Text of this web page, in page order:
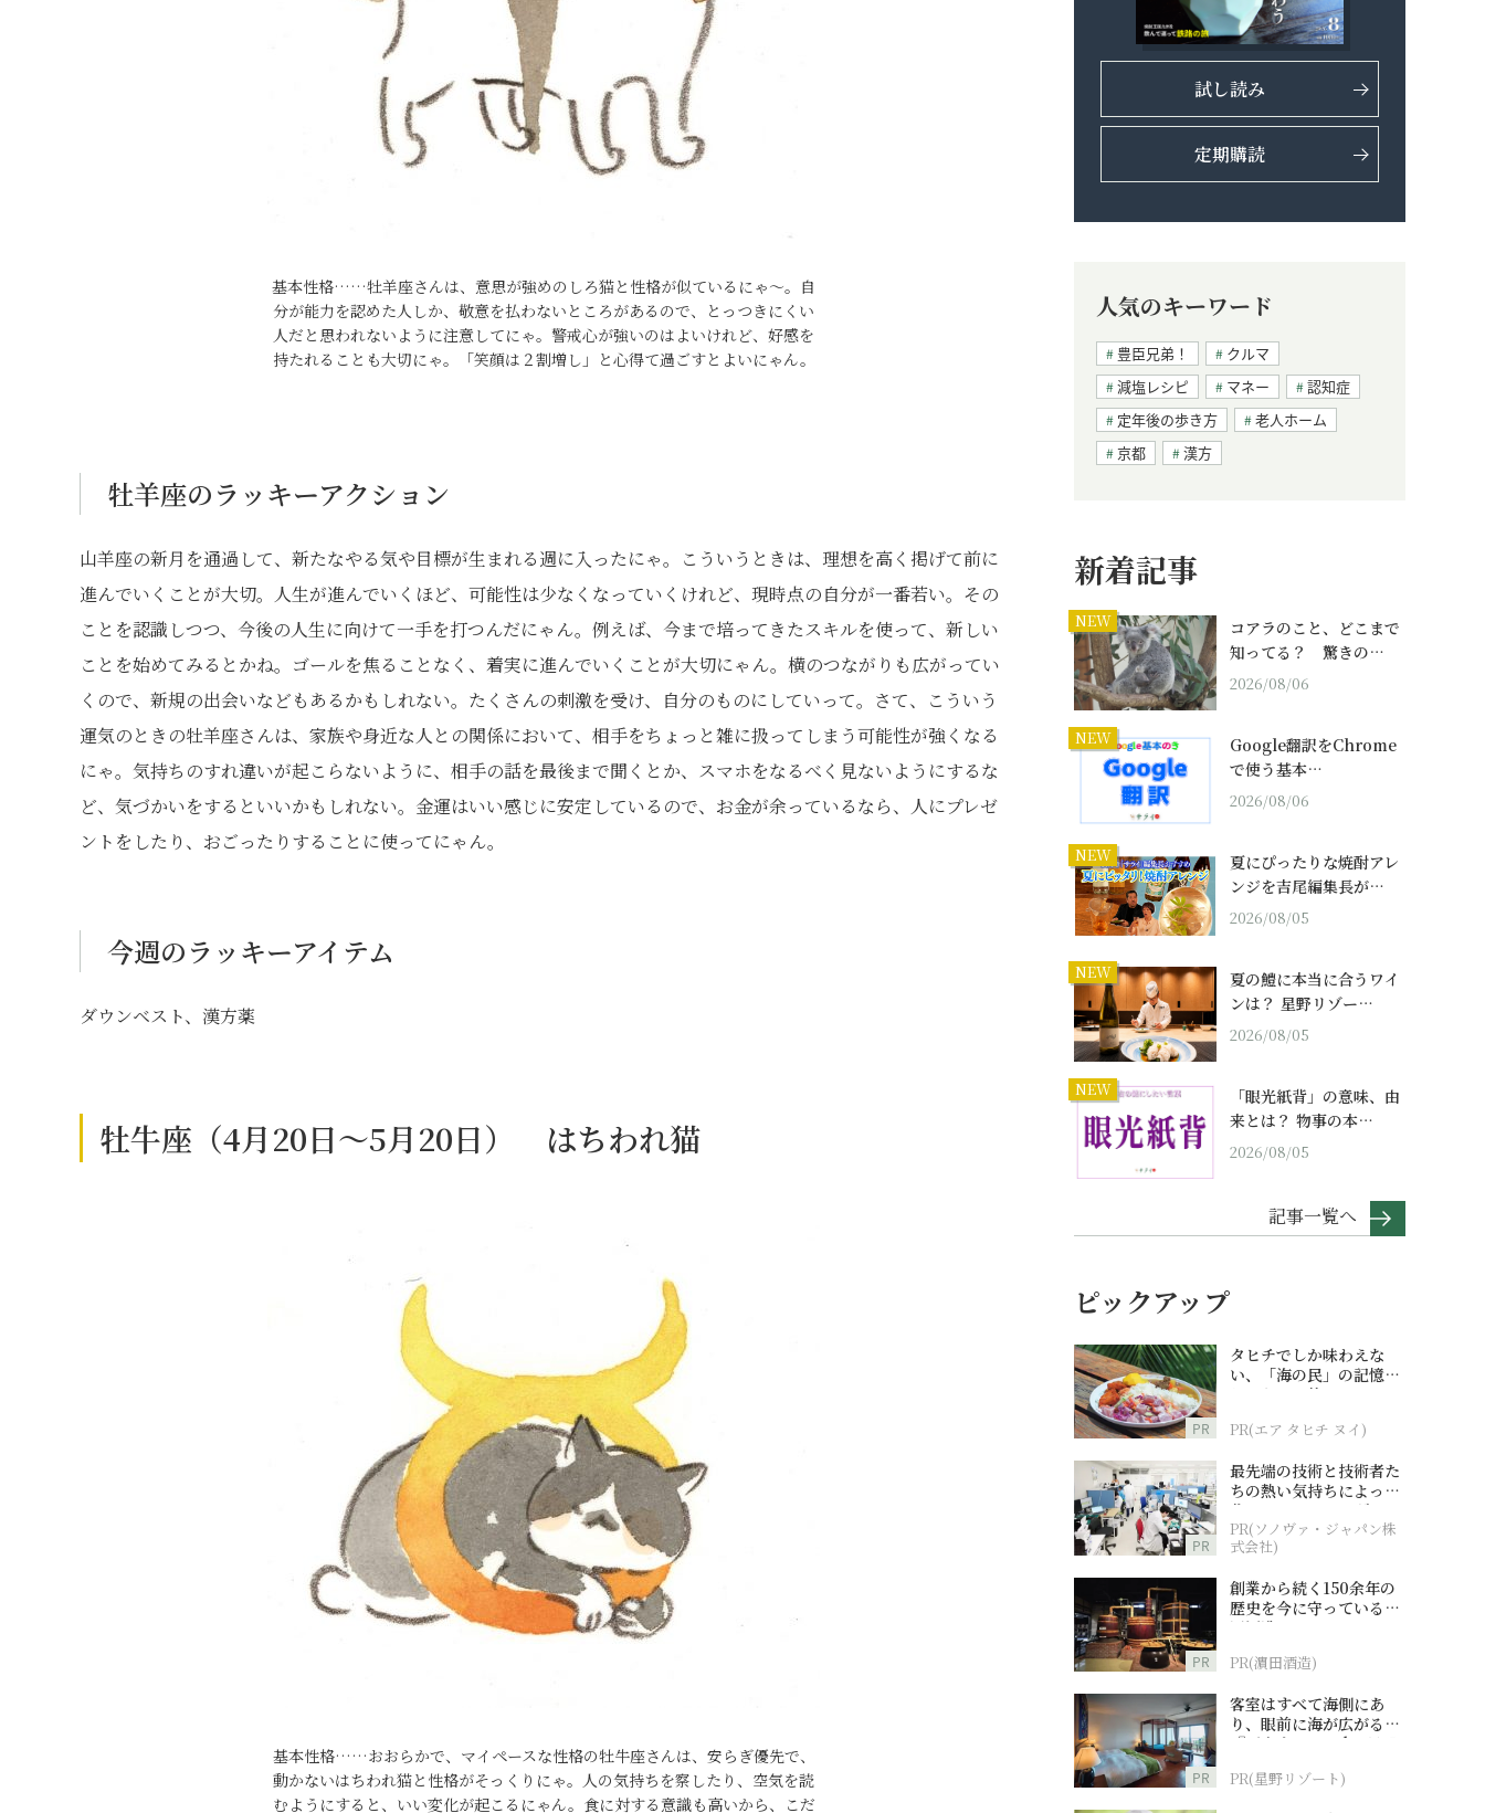
基本性格……牡羊座さんは、意思が強めのしろ猫と性格が似ているにゃ～。自
分が能力を認めた人しか、敬意を払わないところがあるので、とっつきにくい
人だと思われないように注意してにゃ。警戒心が強いのはよいけれど、好感を
持たれることも大切にゃ。「笑顔は２割増し」と心得て過ごすとよいにゃん。
牡羊座のラッキーアクション
山羊座の新月を通過して、新たなやる気や目標が生まれる週に入ったにゃ。こういうときは、理想を高く掲げて前に
進んでいくことが大切。人生が進んでいくほど、可能性は少なくなっていくけれど、現時点の自分が一番若い。その
ことを認識しつつ、今後の人生に向けて一手を打つんだにゃん。例えば、今まで培ってきたスキルを使って、新しい
ことを始めてみるとかね。ゴールを焦ることなく、着実に進んでいくことが大切にゃん。横のつながりも広がってい
くので、新規の出会いなどもあるかもしれない。たくさんの刺激を受け、自分のものにしていって。さて、こういう
運気のときの牡羊座さんは、家族や身近な人との関係において、相手をちょっと雑に扱ってしまう可能性が強くなる
にゃ。気持ちのすれ違いが起こらないように、相手の話を最後まで聞くとか、スマホをなるべく見ないようにするな
ど、気づかいをするといいかもしれない。金運はいい感じに安定しているので、お金が余っているなら、人にプレゼ
ントをしたり、おごったりすることに使ってにゃん。
今週のラッキーアイテム
ダウンベスト、漢方薬
牡牛座（4月20日～5月20日） はちわれ猫
基本性格……おおらかで、マイペースな性格の牡牛座さんは、安らぎ優先で、
動かないはちわれ猫と性格がそっくりにゃ。人の気持ちを察したり、空気を読
むようにすると、いい変化が起こるにゃん。食に対する意識も高いから、こだ
試し読み
定期購読
人気のキーワード
豊臣兄弟！
クルマ
減塩レシピ
マネー
認知症
定年後の歩き方
老人ホーム
京都
漢方
新着記事
NEW
コアラのこと、どこまで
知ってる？ 驚きの…
2026/08/06
NEW
Google翻訳をChrome
で使う基本…
2026/08/06
NEW
夏にぴったりな焼酎アレ
ンジを吉尾編集長が…
2026/08/05
NEW
夏の鱧に本当に合うワイ
ンは？ 星野リゾー…
2026/08/05
NEW
「眼光紙背」の意味、由
来とは？ 物事の本…
2026/08/05
記事一覧へ
ピックアップ
PR
タヒチでしか味わえな
い、「海の民」の記憶へ
とつながる旅
PR(エア タヒチ ヌイ)
PR
最先端の技術と技術者た
ちの熱い気持ちによって
作られているオーダーメ
イド補聴器
PR(ソノヴァ・ジャパン株
式会社)
PR
創業から続く150余年の
歴史を今に守っている濵
田酒造
PR(濵田酒造)
PR
客室はすべて海側にあ
り、眼前に海が広がる
『西表島ホテル by 星野
PR(星野リゾート)